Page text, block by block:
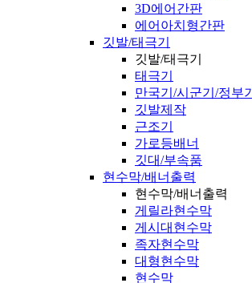
3D에어간판
에어아치형간판
깃발/태극기
깃발/태극기
태극기
만국기/시군기/정부기
깃발제작
근조기
가로등배너
깃대/부속품
현수막/배너출력
현수막/배너출력
게릴라현수막
게시대현수막
족자현수막
대형현수막
현수막